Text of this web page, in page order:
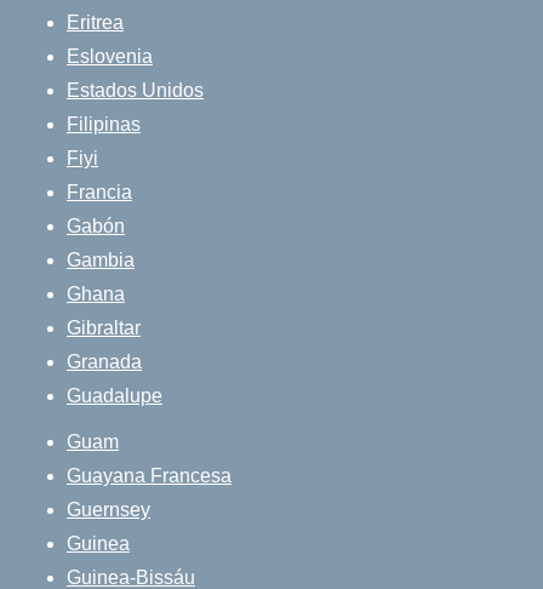
Eritrea
Eslovenia
Estados Unidos
Filipinas
Fiyi
Francia
Gabón
Gambia
Ghana
Gibraltar
Granada
Guadalupe
Guam
Guayana Francesa
Guernsey
Guinea
Guinea-Bissáu